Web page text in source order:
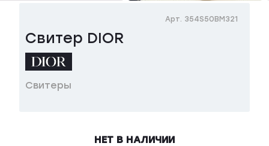
Свитер DIOR
Арт. 354S50BM321
Свитеры
НЕТ В НАЛИЧИИ